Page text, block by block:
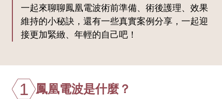
一起來聊聊鳳凰電波術前準備、術後護理、效果
維持的小秘訣，還有一些真實案例分享，一起迎
接更加緊緻、年輕的自己吧！
1 鳳凰電波是什麼？